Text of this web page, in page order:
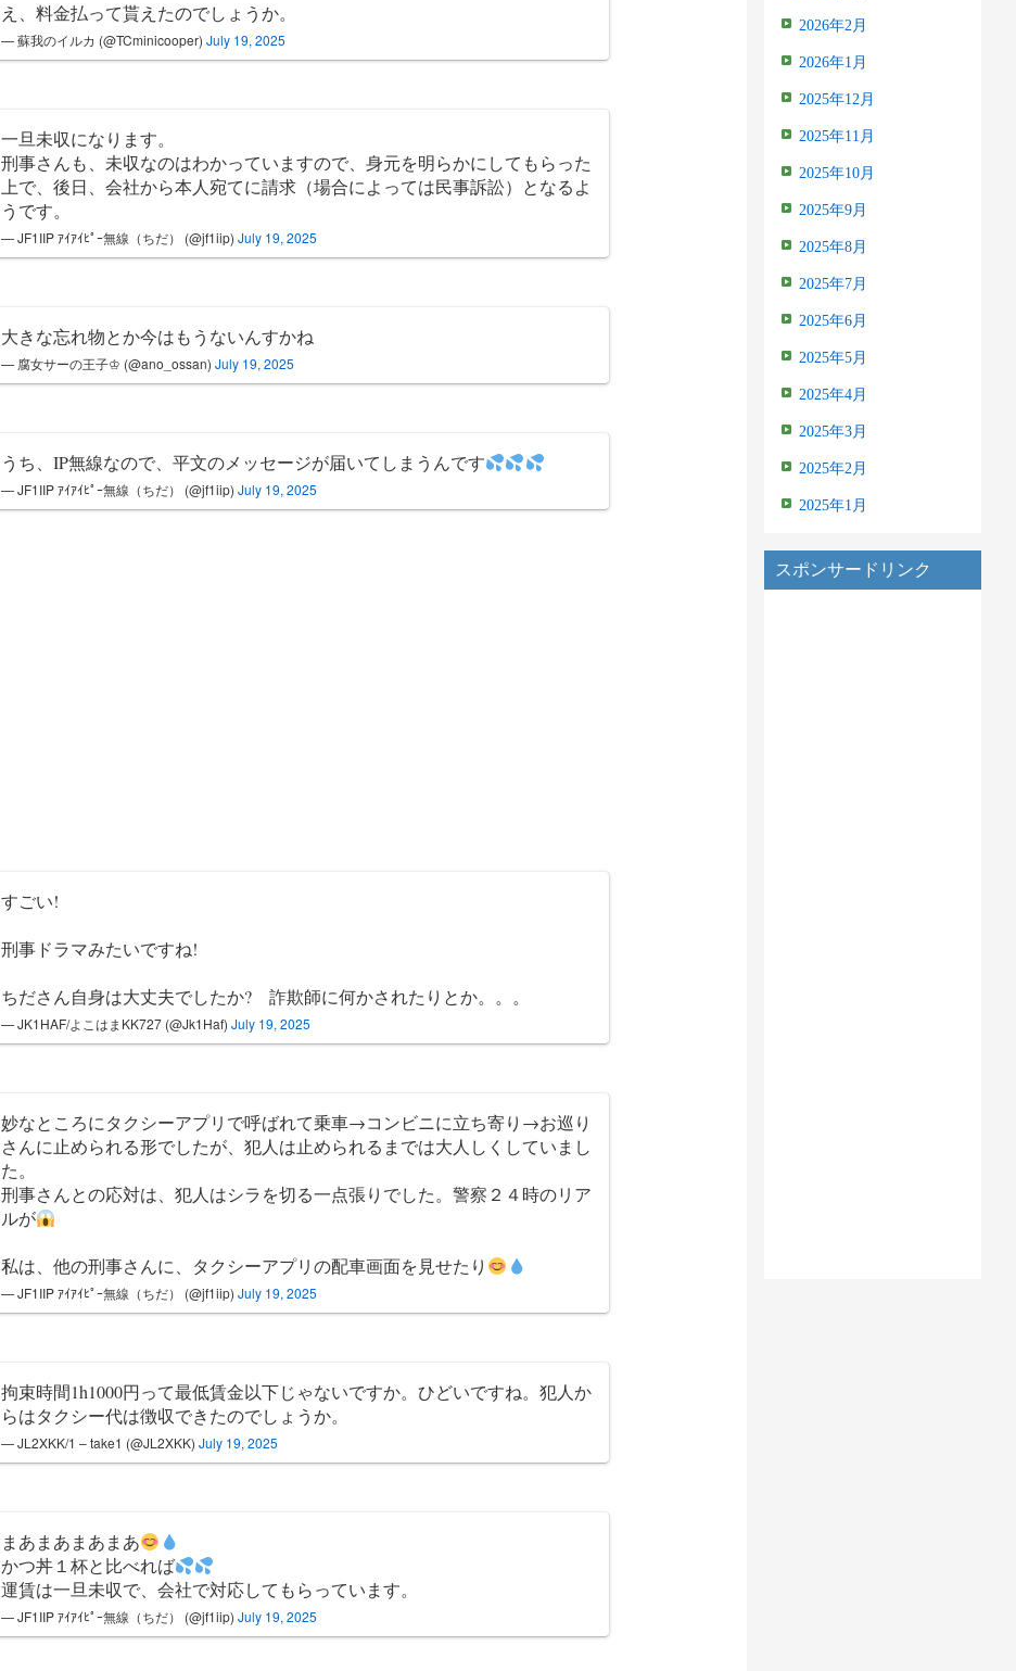
え、料金払って貰えたのでしょうか。
— 蘇我のイルカ (@TCminicooper) July 19, 2025
一旦未収になります。
刑事さんも、未収なのはわかっていますので、身元を明らかにしてもらった
上で、後日、会社から本人宛てに請求（場合によっては民事訴訟）となるよ
うです。
— JF1IIP ｱｲｱｲﾋﾟｰ無線（ちだ） (@jf1iip) July 19, 2025
大きな忘れ物とか今はもうないんすかね
— 腐女サーの王子♔ (@ano_ossan) July 19, 2025
うち、IP無線なので、平文のメッセージが届いてしまうんです
— JF1IIP ｱｲｱｲﾋﾟｰ無線（ちだ） (@jf1iip) July 19, 2025
すごい!
刑事ドラマみたいですね!
ちださん自身は大丈夫でしたか? 詐欺師に何かされたりとか。。。
— JK1HAF/よこはまKK727 (@Jk1Haf) July 19, 2025
妙なところにタクシーアプリで呼ばれて乗車→コンビニに立ち寄り→お巡り
さんに止められる形でしたが、犯人は止められるまでは大人しくしていまし
た。
刑事さんとの応対は、犯人はシラを切る一点張りでした。警察２４時のリア
ルが
私は、他の刑事さんに、タクシーアプリの配車画面を見せたり
— JF1IIP ｱｲｱｲﾋﾟｰ無線（ちだ） (@jf1iip) July 19, 2025
拘束時間1h1000円って最低賃金以下じゃないですか。ひどいですね。犯人か
らはタクシー代は徴収できたのでしょうか。
— JL2XKK/1 – take1 (@JL2XKK) July 19, 2025
まあまあまあまあ
かつ丼１杯と比べれば
運賃は一旦未収で、会社で対応してもらっています。
— JF1IIP ｱｲｱｲﾋﾟｰ無線（ちだ） (@jf1iip) July 19, 2025
2026年2月
2026年1月
2025年12月
2025年11月
2025年10月
2025年9月
2025年8月
2025年7月
2025年6月
2025年5月
2025年4月
2025年3月
2025年2月
2025年1月
スポンサードリンク